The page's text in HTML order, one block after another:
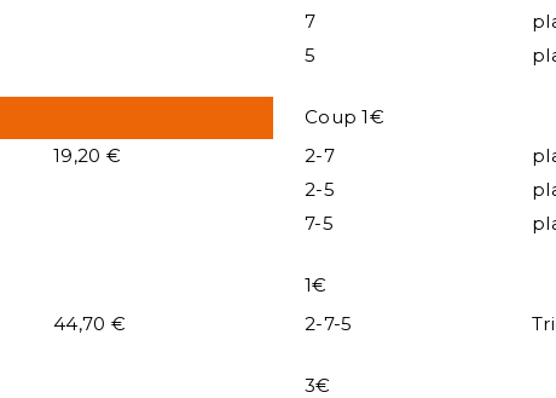
7
5
19,20 €
Coup 1€
2-7
2-5
7-5
44,70 €
1€
2-7-5
3€